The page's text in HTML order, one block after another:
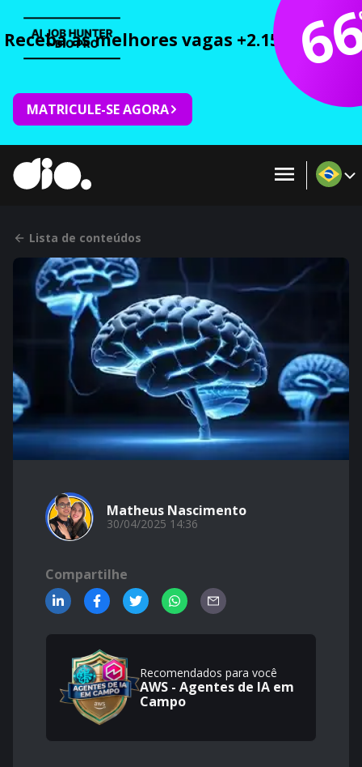
Receba as melhores vagas +2.150 cursos
MATRICULE-SE AGORA
Lista de conteúdos
Matheus Nascimento
30/04/2025 14:36
Compartilhe
Recomendados para você
AWS - Agentes de IA em
Campo